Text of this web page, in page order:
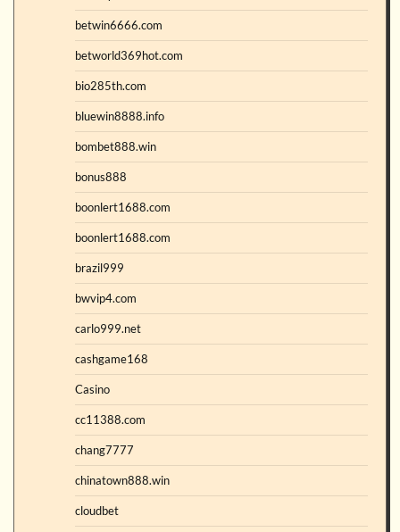
betwin6666.com
betworld369hot.com
bio285th.com
bluewin8888.info
bombet888.win
bonus888
boonlert1688.com
boonlert1688.com
brazil999
bwvip4.com
carlo999.net
cashgame168
Casino
cc11388.com
chang7777
chinatown888.win
cloudbet